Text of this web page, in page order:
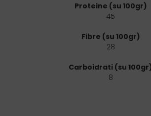
Proteine (su 100gr)
45
Fibre (su 100gr)
28
Carboidrati (su
8